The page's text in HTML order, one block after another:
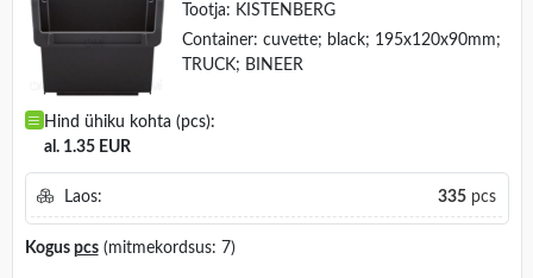
Tootja: KISTENBERG
Container: cuvette; black; 195x120x90mm;
TRUCK; BINEER
Hind ühiku kohta (pcs):
al. 1.35 EUR
Laos: 335pcs
Kogus pcs(mitmekordsus: 7)